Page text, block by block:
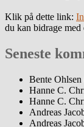
Klik på dette link:
du kan bidrage
Seneste
Bente Ohlsen
Hanne C.
Hanne C.
Andreas
Andreas